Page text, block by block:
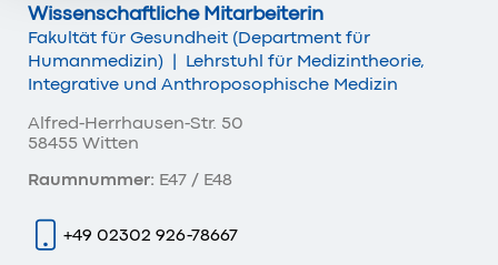
Wissenschaftliche Mitarbeiterin
Fakultät für Gesundheit (Department für
Humanmedizin) | Lehrstuhl für Medizintheorie,
Integrative und Anthroposophische Medizin
Alfred-Herrhausen-Str. 50
58455 Witten
Raumnummer: E47 / E48
+49 02302 926-78667